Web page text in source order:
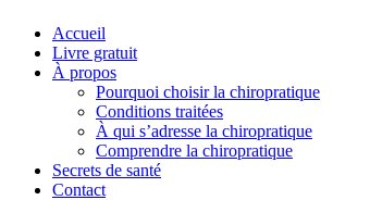
Accueil
Livre gratuit
À propos
Pourquoi choisir la chiropratique
Conditions traitées
À qui s’adresse la chiropratique
Comprendre la chiropratique
Secrets de santé
Contact